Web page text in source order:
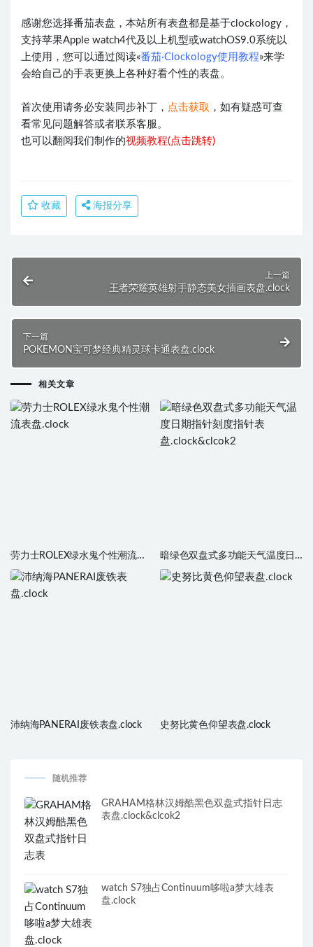
感谢您选择番茄表盘，本站所有表盘都是基于clockology，
支持苹果Apple watch4代及以上机型或watchOS9.0系统以
上使用，您可以通过阅读«番茄·Clockology使用教程»来学
会给自己的手表更换上各种好看个性的表盘。
首次使用请务必安装同步补丁， 点击获取 ，如有疑惑可查
看常见问题解答或者联系客服。
也可以翻阅我们制作的视频教程(点击跳转)
收藏 海报分享
上一篇
王者荣耀英雄射手静态美女插画表盘.clock
下一篇
POKEMON宝可梦经典精灵球卡通表盘.clock
相关文章
劳力士ROLEX绿水鬼个性潮流表
盘.clock
暗绿色双盘式多功能天气温度日
期指针刻度指针表
盘.clock&clcok2
沛纳海PANERAI废铁表盘.clock 史努比黄色仰望表盘.clock
随机推荐
GRAHAM格林汉姆酷黑色双盘式指针日志
表盘.clock&clcok2
watch S7独占Continuum哆啦a梦大雄表
盘.clock